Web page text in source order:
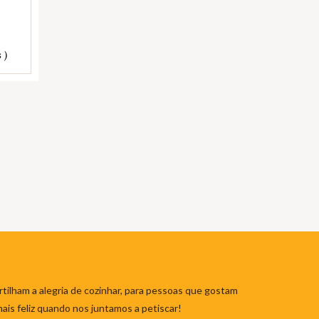
)
a alegria de cozinhar, para pessoas que gostam
feliz quando nos juntamos a petiscar!